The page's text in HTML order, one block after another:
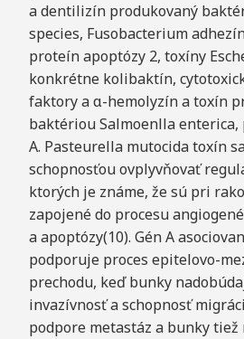
a dentilizín produkovaný
species, Fusobacterium
proteín apoptózy 2, toxíny
konkrétne kolibaktín,
faktory a α-hemolyzín a toxín
baktériou Salmoenlla
A. Pasteurella mutocida toxín
schopnosťou ovplyvňovať
ktorých je známe, že sú pri
zapojené do procesu
a apoptózy(10). Gén A
podporuje proces epitelovo-
prechodu, keď bunky
invazívnosť a schopnosť
podpore metastáz a bunky tiež